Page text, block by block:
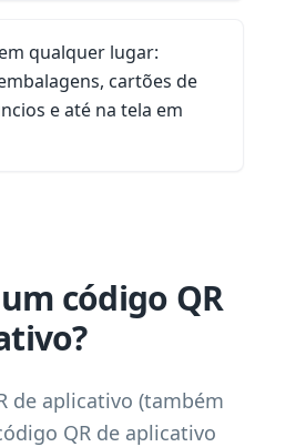
qualquer lugar:
cartões de
e até na tela em
código QR
de aplicativo (também
QR de aplicativo